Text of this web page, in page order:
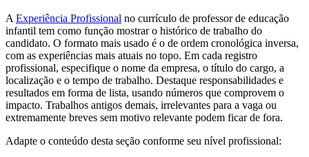
A Experiência Profissional no currículo de professor de educação
infantil tem como função mostrar o histórico de trabalho do
candidato. O formato mais usado é o de ordem cronológica inversa,
com as experiências mais atuais no topo. Em cada registro
profissional, especifique o nome da empresa, o título do cargo, a
localização e o tempo de trabalho. Destaque responsabilidades e
resultados em forma de lista, usando números que comprovem o
impacto. Trabalhos antigos demais, irrelevantes para a vaga ou
extremamente breves sem motivo relevante podem ficar de fora.
Adapte o conteúdo desta seção conforme seu nível profissional: